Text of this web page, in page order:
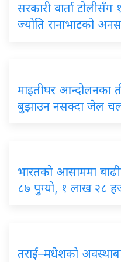
सरकारी वार्ता
ज्योति रानाभाटको
माइतीघर आन्दोलनका
बुझाउन नसक्दा जेल
भारतको आसाममा
८७ पुग्यो, १ लाख २८
तराई–मधेशको अवस्थाबारे